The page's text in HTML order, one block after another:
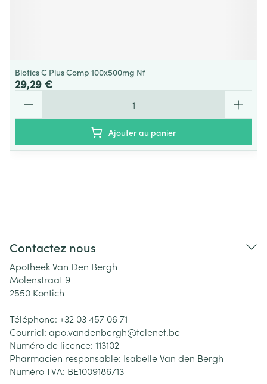
Biotics C Plus Comp 100x500mg Nf
29,29 €
Ajouter au panier
Contactez nous
Apotheek Van Den Bergh
Molenstraat 9
2550 Kontich
Téléphone: +32 03 457 06 71
Courriel: apo.vandenbergh@telenet.be
Numéro de licence: 113102
Pharmacien responsable: Isabelle Van den Bergh
Numéro TVA: BE1009186713